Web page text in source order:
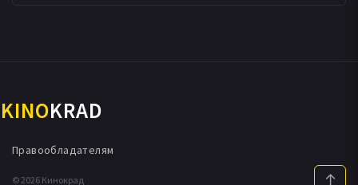
KINOKRAD
© 2026 Кинокрад
Правообладателям